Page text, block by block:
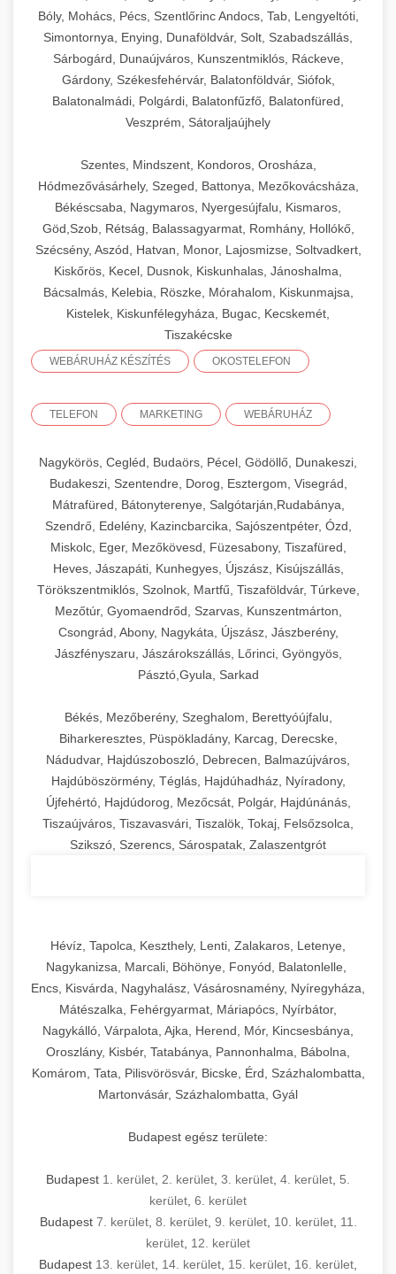
Bóly, Mohács, Pécs, Szentlőrinc Andocs, Tab, Lengyeltóti,
Simontornya, Enying, Dunaföldvár, Solt, Szabadszállás,
Sárbogárd, Dunaújváros, Kunszentmiklós, Ráckeve,
Gárdony, Székesfehérvár, Balatonföldvár, Siófok,
Balatonalmádi, Polgárdi, Balatonfűzfő, Balatonfüred,
Veszprém, Sátoraljaújhely
Szentes, Mindszent, Kondoros, Orosháza,
Hódmezővásárhely, Szeged, Battonya, Mezőkovácsháza,
Békéscsaba, Nagymaros, Nyergesújfalu, Kismaros,
Göd,Szob, Rétság, Balassagyarmat, Romhány, Hollókő,
Szécsény, Aszód, Hatvan, Monor, Lajosmizse, Soltvadkert,
Kiskőrös, Kecel, Dusnok, Kiskunhalas, Jánoshalma,
Bácsalmás, Kelebia, Röszke, Mórahalom, Kiskunmajsa,
Kistelek, Kiskunfélegyháza, Bugac, Kecskemét,
Tiszakécske
WEBÁRUHÁZ KÉSZÍTÉS OKOSTELEFON
TELEFON MARKETING WEBÁRUHÁZ
Nagykörös, Cegléd, Budaörs, Pécel, Gödöllő, Dunakeszi,
Budakeszi, Szentendre, Dorog, Esztergom, Visegrád,
Mátrafüred, Bátonyterenye, Salgótarján,Rudabánya,
Szendrő, Edelény, Kazincbarcika, Sajószentpéter, Ózd,
Miskolc, Eger, Mezőkövesd, Füzesabony, Tiszafüred,
Heves, Jászapáti, Kunhegyes, Újszász, Kisújszállás,
Törökszentmiklós, Szolnok, Martfű, Tiszaföldvár, Túrkeve,
Mezőtúr, Gyomaendrőd, Szarvas, Kunszentmárton,
Csongrád, Abony, Nagykáta, Újszász, Jászberény,
Jászfényszaru, Jászárokszállás, Lőrinci, Gyöngyös,
Pásztó,Gyula, Sarkad
Békés, Mezőberény, Szeghalom, Berettyóújfalu,
Biharkeresztes, Püspökladány, Karcag, Derecske,
Nádudvar, Hajdúszoboszló, Debrecen, Balmazújváros,
Hajdúböszörmény, Téglás, Hajdúhadház, Nyíradony,
Újfehértó, Hajdúdorog, Mezőcsát, Polgár, Hajdúnánás,
Tiszaújváros, Tiszavasvári, Tiszalök, Tokaj, Felsőzsolca,
Szikszó, Szerencs, Sárospatak, Zalaszentgrót
Hévíz, Tapolca, Keszthely, Lenti, Zalakaros, Letenye,
Nagykanizsa, Marcali, Böhönye, Fonyód, Balatonlelle,
Encs, Kisvárda, Nagyhalász, Vásárosnamény, Nyíregyháza,
Mátészalka, Fehérgyarmat, Máriapócs, Nyírbátor,
Nagykálló, Várpalota, Ajka, Herend, Mór, Kincsesbánya,
Oroszlány, Kisbér, Tatabánya, Pannonhalma, Bábolna,
Komárom, Tata, Pilisvörösvár, Bicske, Érd, Százhalombatta,
Martonvásár, Százhalombatta, Gyál
Budapest egész területe:
Budapest 1. kerület 2. kerület 3. kerület 4. kerület 5.
kerület 6. kerület
Budapest 7. kerület, 8. kerület, 9. kerület, 10. kerület, 11.
kerület 12. kerület
Budapest 13. kerület 14. kerület 15. kerület 16. kerület